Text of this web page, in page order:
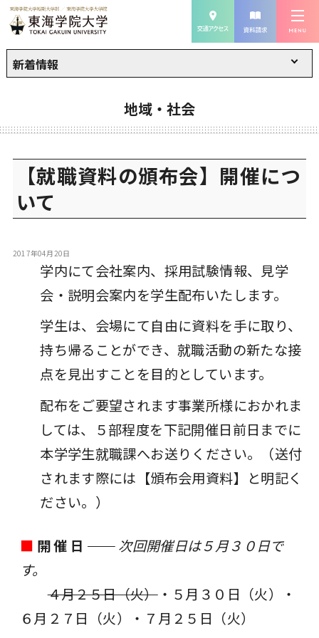
新着情報
地域・社会
【就職資料の頒布会】開催につ
いて
2017年04月20日
学内にて会社案内、採用試験情報、見学
会・説明会案内を学生配布いたします。
学生は、会場にて自由に資料を手に取り、
持ち帰ることができ、就職活動の新たな接
点を見出すことを目的としています。
配布をご要望されます事業所様におかれま
しては、５部程度を下記開催日前日までに
本学学生就職課へお送りください。（送付
されます際には【頒布会用資料】と明記く
ださい。）
■ 開 催 日
次回開催日は５月３０日で
す。
４月２５日（火）・５月３０日（火）・
６月２７日（火）・７月２５日（火）